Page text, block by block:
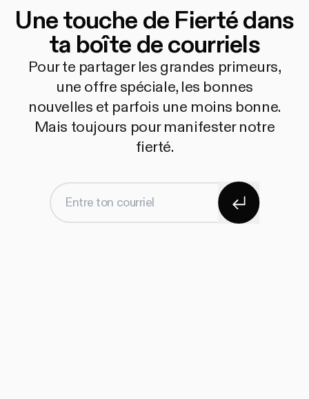
Une touche de Fierté dans
ta boîte de courriels
Pour te partager les grandes primeurs,
une offre spéciale, les bonnes
nouvelles et parfois une moins bonne.
Mais toujours pour manifester notre
fierté.
Entre ton courriel S'abonner